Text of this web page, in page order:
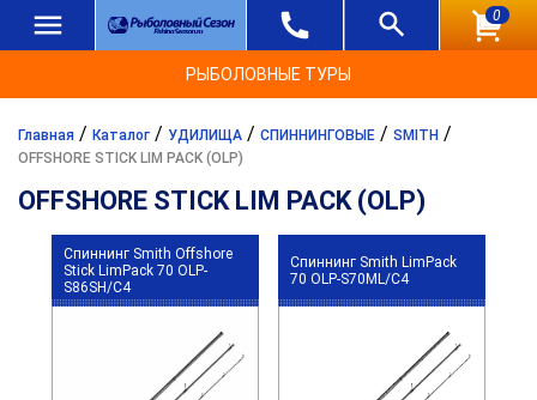
0
РЫБОЛОВНЫЕ ТУРЫ
Главная / Каталог / УДИЛИЩА / СПИННИНГОВЫЕ / SMITH /
OFFSHORE STICK LIM PACK (OLP)
OFFSHORE STICK LIM PACK (OLP)
Спиннинг Smith Offshore
Stick LimPack 70 OLP-
S86SH/C4
Спиннинг Smith LimPack
70 OLP-S70ML/C4